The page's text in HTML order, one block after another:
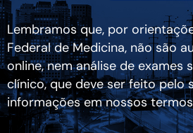
Lembramos que, por
Federal de Medicina, não são
online, nem análise de exames
clínico, que deve ser feito pelo
informações em nossos